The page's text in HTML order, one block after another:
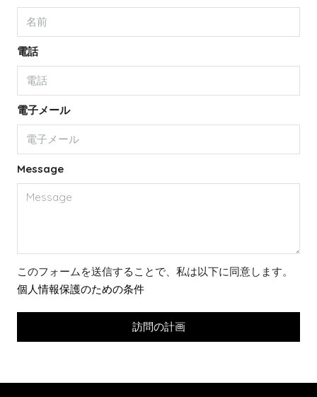
電話
電子メール
Message
このフォームを送信することで、私は以下に同意します。
個人情報保護のための条件
訪問の計画